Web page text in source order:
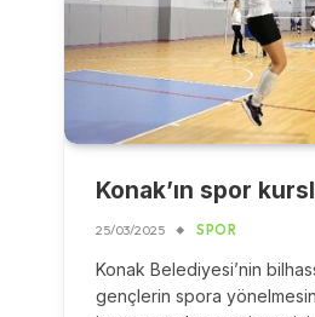
Konak’ın spor
25/03/2025 SPOR
Konak Belediyesi’nin
gençlerin spora